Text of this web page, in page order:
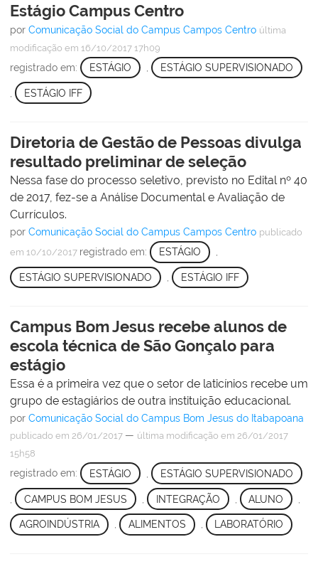
Estágio Campus Centro
por Comunicação Social do Campus Campos Centro última
modificação em 16/10/2017 17h09
registrado em: ESTÁGIO ESTÁGIO SUPERVISIONADO
ESTÁGIO IFF
Diretoria de Gestão de Pessoas divulga
resultado preliminar de seleção
Nessa fase do processo seletivo, previsto no Edital nº 40
de 2017, fez-se a Análise Documental e Avaliação de
Currículos.
por Comunicação Social do Campus Campos Centro publicado
em 10/10/2017 registrado em: ESTÁGIO ,
ESTÁGIO SUPERVISIONADO ESTÁGIO IFF
Campus Bom Jesus recebe alunos de
escola técnica de São Gonçalo para
estágio
Essa é a primeira vez que o setor de laticínios recebe um
grupo de estagiários de outra instituição educacional.
por Comunicação Social do Campus Bom Jesus do Itabapoana
publicado em 26/01/2017 — última modificação em 26/01/2017
15h58
registrado em: ESTÁGIO ESTÁGIO SUPERVISIONADO
CAMPUS BOM JESUS INTEGRAÇÃO ALUNO
AGROINDÚSTRIA , ALIMENTOS , LABORATÓRIO